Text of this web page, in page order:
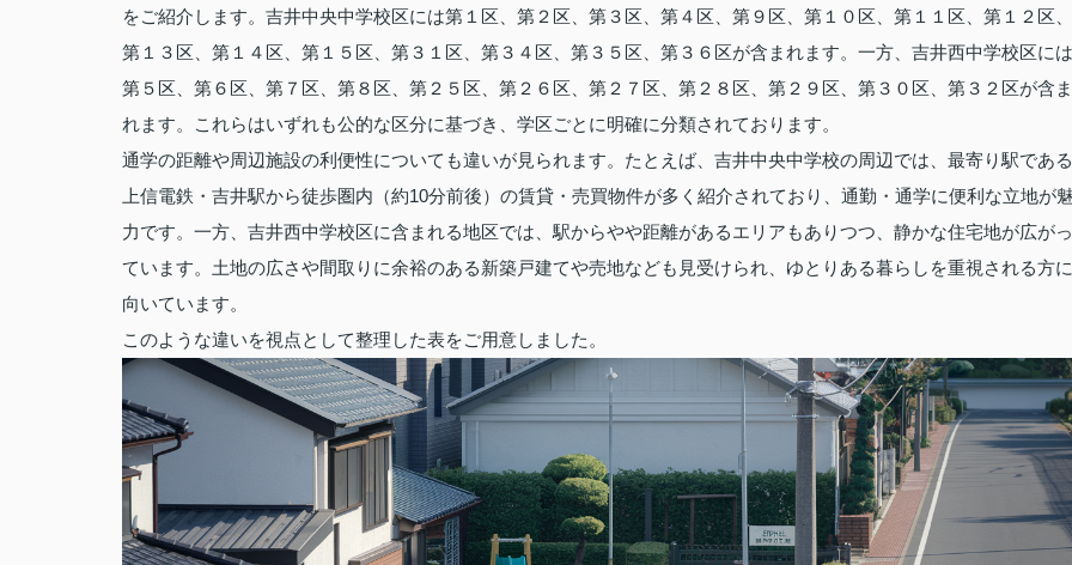
をご紹介します。吉井中央中学校区には第１区、第２区、第３区、第４区、第９区、第１０区、第１１区、第１２区、
第１３区、第１４区、第１５区、第３１区、第３４区、第３５区、第３６区が含まれます。一方、吉井西中学校区には
第５区、第６区、第７区、第８区、第２５区、第２６区、第２７区、第２８区、第２９区、第３０区、第３２区が含ま
れます。これらはいずれも公的な区分に基づき、学区ごとに明確に分類されております。
通学の距離や周辺施設の利便性についても違いが見られます。たとえば、吉井中央中学校の周辺では、最寄り駅である
上信電鉄・吉井駅から徒歩圏内（約10分前後）の賃貸・売買物件が多く紹介されており、通勤・通学に便利な立地が
力です。一方、吉井西中学校区に含まれる地区では、駅からやや距離があるエリアもありつつ、静かな住宅地が広がっ
ています。土地の広さや間取りに余裕のある新築戸建てや売地なども見受けられ、ゆとりある暮らしを重視される方に
向いています。
このような違いを視点として整理した表をご用意しました。